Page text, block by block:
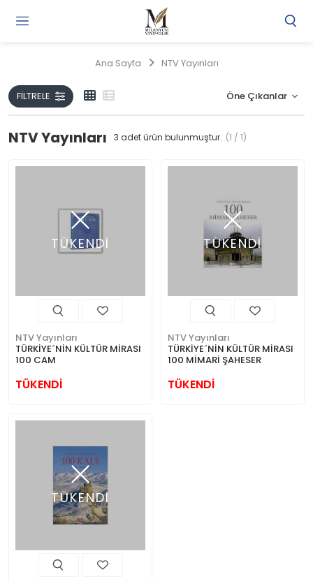
Ana Sayfa NTV Yayınları
FILTRELE
NTV Yayınları 3 adet ürün bulunmuştur. (1 / 1)
TÜKENDİ
NTV Yayınları
TÜRKİYE´NİN KÜLTÜR MİRASI
100 CAM
TÜKENDİ
TÜKENDİ
NTV Yayınları
TÜRKİYE´NİN KÜLTÜR MİRASI
100 MİMARİ ŞAHESER
TÜKENDİ
TÜKENDİ